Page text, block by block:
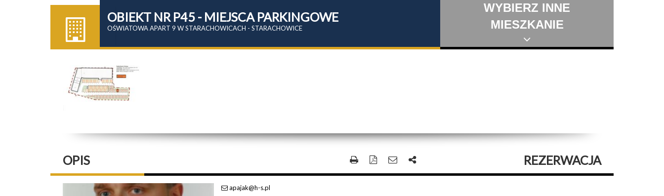
OBIEKT NR P45 - MIEJSCA PARKINGOWE
OŚWIATOWA APART 9 W STARACHOWICACH - STARACHOWICE
WYBIERZ INNE
MIESZKANIE
OPIS REZERWACJA
apajak@h-s.pl